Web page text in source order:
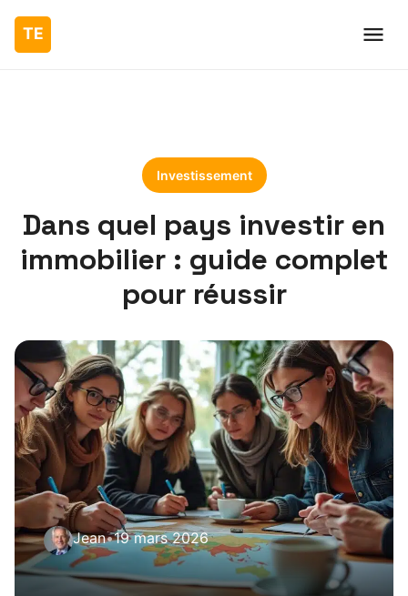
Investissement
Dans quel pays investir en
immobilier : guide complet
pour réussir
Jean•19 mars 2026